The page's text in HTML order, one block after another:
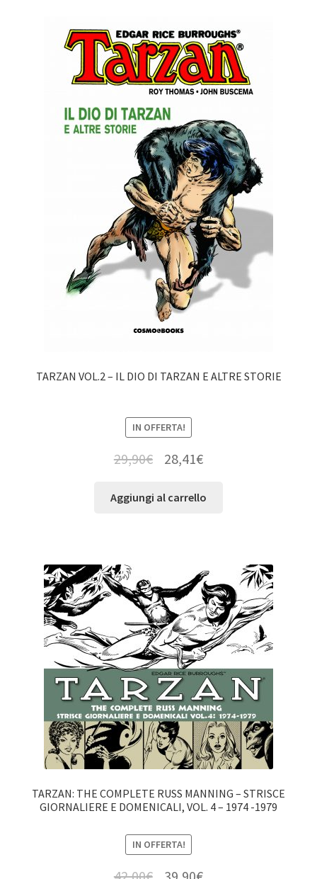
TARZAN VOL.2 – IL DIO DI TARZAN E ALTRE STORIE
IN OFFERTA!
29,90€ 28,41€
Aggiungi al carrello
TARZAN: THE COMPLETE RUSS MANNING – STRISCE
GIORNALIERE E DOMENICALI, VOL. 4 – 1974 -1979
IN OFFERTA!